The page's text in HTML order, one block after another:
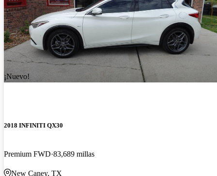
¡Nuevo!
2018 INFINITI QX30
Premium FWD 83,689 millas
New Caney, TX